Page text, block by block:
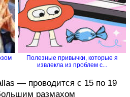
Полезные привычки, которые я
извлекла из проблем с...
— проводится с 15 по 19
размахом